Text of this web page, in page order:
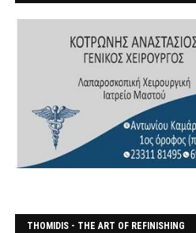
THOMIDIS - THE ART OF REFINISHING